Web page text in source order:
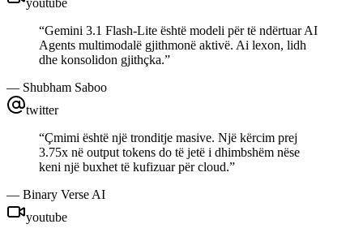
youtube
“Gemini 3.1 Flash-Lite është modeli për të ndërtuar AI
Agents multimodalë gjithmonë aktivë. Ai lexon, lidh
dhe konsolidon gjithçka.”
— Shubham Saboo
twitter
“Çmimi është një tronditje masive. Një kërcim prej
3.75x në output tokens do të jetë i dhimbshëm nëse
keni një buxhet të kufizuar për cloud.”
— Binary Verse AI
youtube